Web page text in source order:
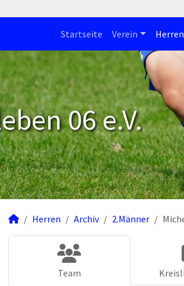
Startseite Verein Herren
06 e.V.
Herren Archiv 2.Männer
Team